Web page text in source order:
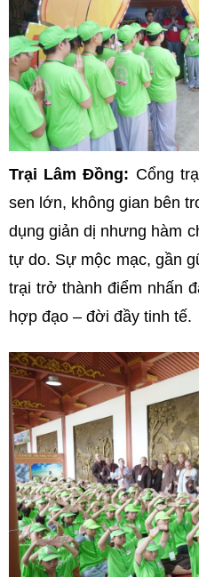
Trại Lâm Đồng: Cổng
sen lớn, không gian bên
dụng giản dị nhưng hàm
tự do. Sự mộc mạc, gần
trại trở thành điểm nhấn
hợp đạo – đời đầy tinh tế.